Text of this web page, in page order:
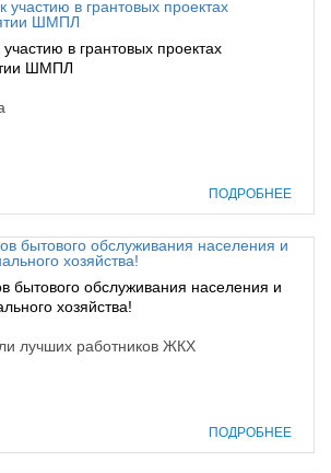
в грантовых проектах
ШМПЛ
ПОДРОБНЕЕ
бытового обслуживания населения и
хозяйства!
лучших работников ЖКХ
ПОДРОБНЕЕ